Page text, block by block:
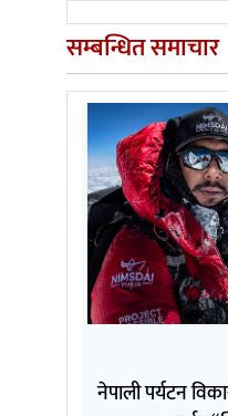
सम्बन्धित समाचार
नेपाली पर्यटन